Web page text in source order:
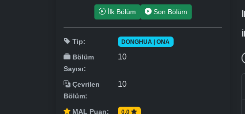
İlk Bölüm Son Bölüm
Tip: DONGHUA | ONA
Bölüm
Sayısı:
10
Çevrilen
Bölüm:
10
MAL Puan: 0.0